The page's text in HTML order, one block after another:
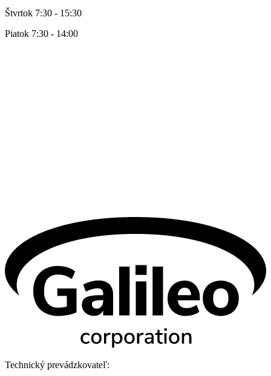
Štvrtok 7:30 - 15:30
Piatok 7:30 - 14:00
Technický prevádzkovateľ: